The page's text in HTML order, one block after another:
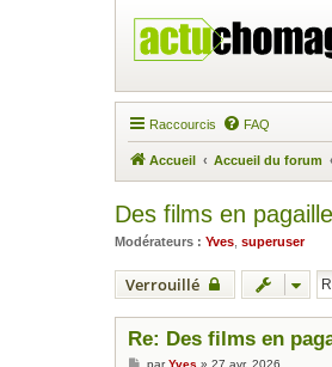
Raccourcis FAQ
Accueil Accueil du forum
Des films en
Modérateurs : Yves superuser
Verrouillé
Re: Des films en
MparYves » 27 avr. 2026